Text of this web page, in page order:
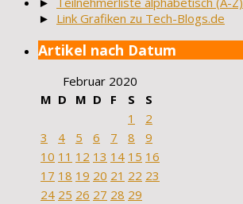
► Link Grafiken zu Tech-Blogs.de
Artikel nach Datum
Februar 2020
M D M D F S
S
1
2
3
4 5 6 7 8
9
10 11 12 13 14 15 16
17 18 19 20 21 22 23
24 25 26 27 28 29